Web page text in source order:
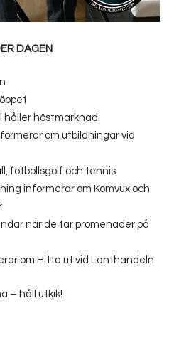
DAGEN
håller höstmarknad
om utbildningar vid
fotbollsgolf och tennis
informerar om Komvux och
när de tar promenader på
om Hitta ut vid Lanthandeln
– håll utkik!